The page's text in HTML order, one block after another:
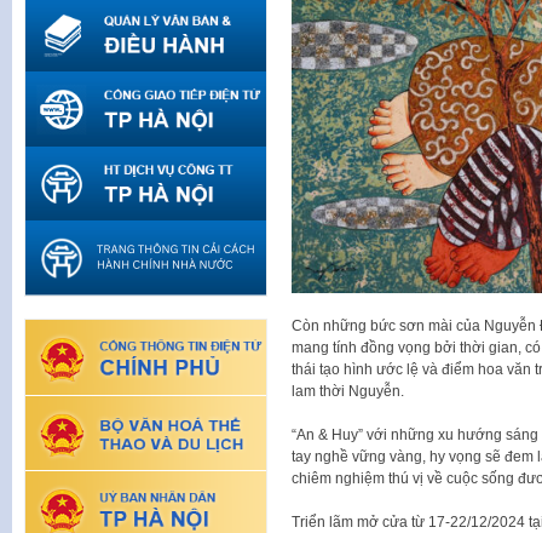
Còn những bức sơn mài của
mang tính đồng vọng bởi thời gian,
thái tạo hình ước lệ và điểm hoa văn
lam thời Nguyễn.
“An & Huy” với những xu hướng
tay nghề vững vàng, hy vọng sẽ
chiêm nghiệm thú vị về cuộc sống
Triển lãm mở cửa từ 17-22/12/2024